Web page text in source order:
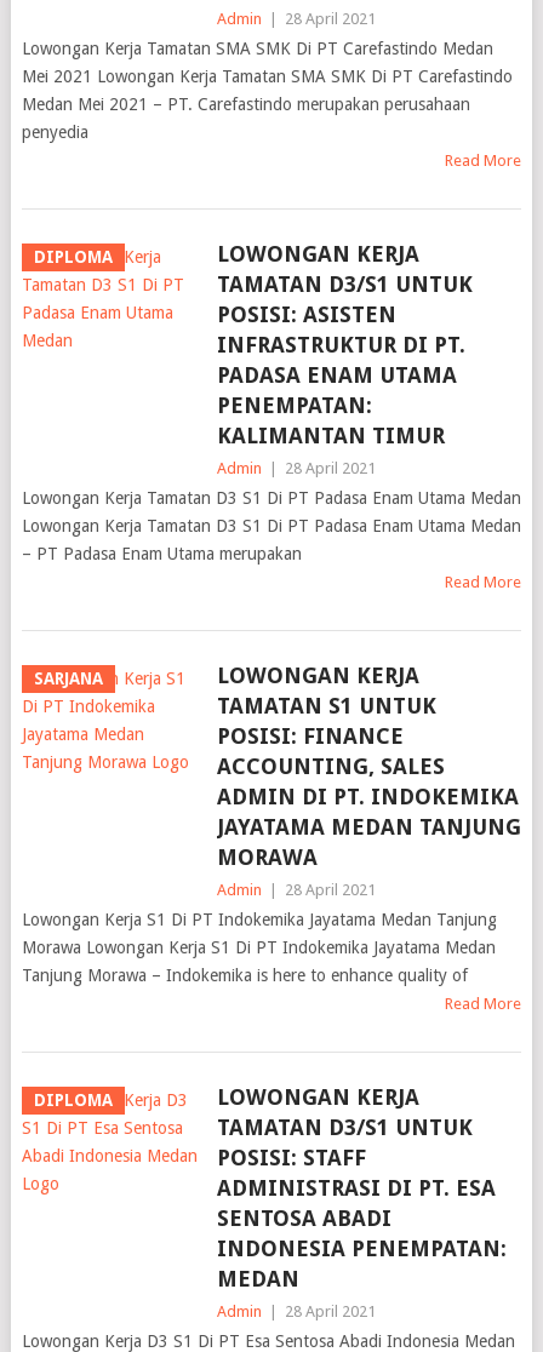
Admin 28 April 2021
Lowongan Kerja Tamatan SMA SMK Di PT Carefastindo Medan
Mei 2021 Lowongan Kerja Tamatan SMA SMK Di PT Carefastindo
Medan Mei 2021 – PT. Carefastindo merupakan perusahaan
penyedia
Read More
DIPLOMA
LOWONGAN KERJA
TAMATAN D3/S1 UNTUK
POSISI: ASISTEN
INFRASTRUKTUR DI PT.
PADASA ENAM UTAMA
PENEMPATAN:
KALIMANTAN TIMUR
Admin 28 April 2021
Lowongan Kerja Tamatan D3 S1 Di PT Padasa Enam Utama Medan
Lowongan Kerja Tamatan D3 S1 Di PT Padasa Enam Utama Medan
– PT Padasa Enam Utama merupakan
Read More
SARJANA
LOWONGAN KERJA
TAMATAN S1 UNTUK
POSISI: FINANCE
ACCOUNTING, SALES
ADMIN DI PT. INDOKEMIKA
JAYATAMA MEDAN TANJUNG
MORAWA
Admin 28 April 2021
Lowongan Kerja S1 Di PT Indokemika Jayatama Medan Tanjung
Morawa Lowongan Kerja S1 Di PT Indokemika Jayatama Medan
Tanjung Morawa – Indokemika is here to enhance quality of
Read More
DIPLOMA
LOWONGAN KERJA
TAMATAN D3/S1 UNTUK
POSISI: STAFF
ADMINISTRASI DI PT. ESA
SENTOSA ABADI
INDONESIA PENEMPATAN:
MEDAN
Admin 28 April 2021
Lowongan Kerja D3 S1 Di PT Esa Sentosa Abadi Indonesia Medan